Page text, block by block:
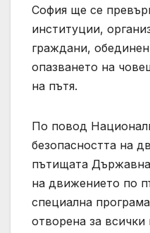
София ще се
институции,
граждани,
опазването на
на пътя.
По повод
безопасността на
пътищата Държавна
на движението по
специална
отворена за всички